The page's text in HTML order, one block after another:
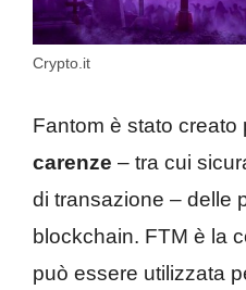
Crypto.it
Fantom è stato creato
carenze – tra cui
di transazione – delle
blockchain. FTM è la
può essere utilizzata